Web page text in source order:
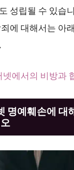
성립될 수 있습
에 대해서는 아
넷에서의 비방과
명예훼손에 대